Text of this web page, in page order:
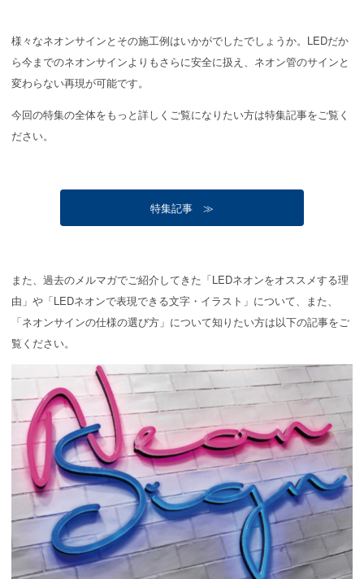
様々なネオンサインとその施工例はいかがでしたでしょうか。LEDだか
ら今までのネオンサインよりもさらに安全に扱え、ネオン管のサインと
変わらない再現が可能です。
今回の特集の全体をもっと詳しくご覧になりたい方は特集記事をご覧く
ださい。
特集記事 ≫
また、過去のメルマガでご紹介してきた「LEDネオンをオススメする理
由」や「LEDネオンで表現できる文字・イラスト」について、また、
「ネオンサインの仕様の選び方」について知りたい方は以下の記事をご
覧ください。